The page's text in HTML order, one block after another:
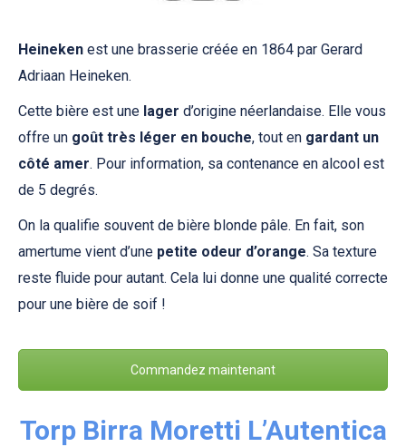
Heineken est une brasserie créée en 1864 par Gerard
Adriaan Heineken.
Cette bière est une lager d’origine néerlandaise. Elle vous
offre un goût très léger en bouche, tout en gardant un
côté amer. Pour information, sa contenance en alcool est
de 5 degrés.
On la qualifie souvent de bière blonde pâle. En fait, son
amertume vient d’une petite odeur d’orange. Sa texture
reste fluide pour autant. Cela lui donne une qualité correcte
pour une bière de soif !
Commandez maintenant
Torp Birra Moretti L’Autentica